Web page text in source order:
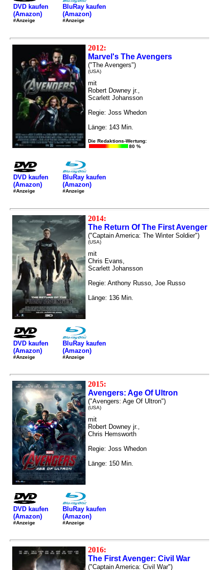
DVD kaufen
(Amazon)
#Anzeige
BluRay kaufen
(Amazon)
#Anzeige
2012:
Marvel's The Avengers
("The Avengers")
(USA)
mit
Robert Downey jr.,
Scarlett Johansson
Regie: Joss Whedon
Länge: 143 Min.
Die Redaktions-Wertung:
80 %
DVD kaufen
(Amazon)
#Anzeige
BluRay kaufen
(Amazon)
#Anzeige
2014:
The Return Of The First Avenger
("Captain America: The Winter Soldier")
(USA)
mit
Chris Evans,
Scarlett Johansson
Regie: Anthony Russo, Joe Russo
Länge: 136 Min.
DVD kaufen
(Amazon)
#Anzeige
BluRay kaufen
(Amazon)
#Anzeige
2015:
Avengers: Age Of Ultron
("Avengers: Age Of Ultron")
(USA)
mit
Robert Downey jr.,
Chris Hemsworth
Regie: Joss Whedon
Länge: 150 Min.
DVD kaufen
(Amazon)
#Anzeige
BluRay kaufen
(Amazon)
#Anzeige
2016:
The First Avenger: Civil War
("Captain America: Civil War")